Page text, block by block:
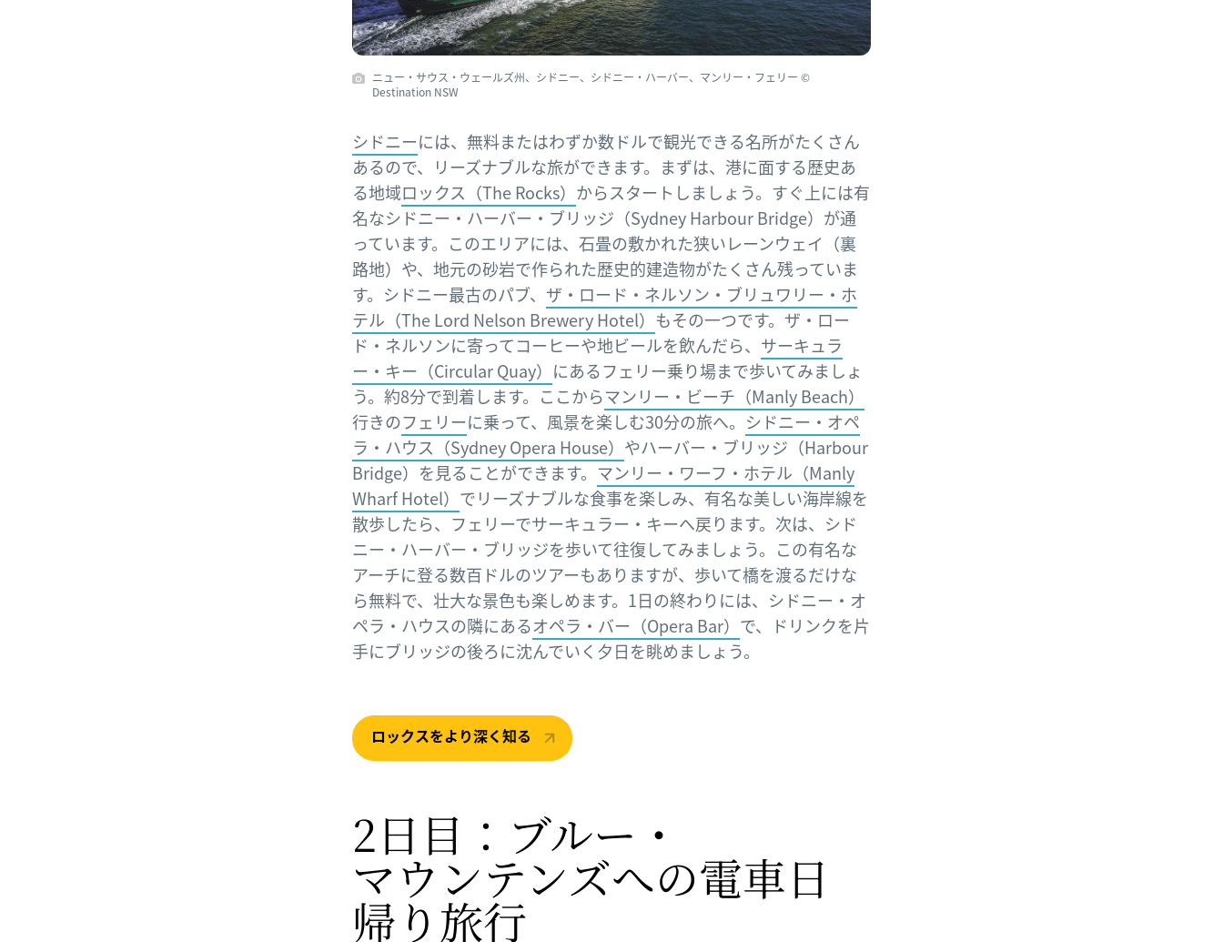
ニュー・サウス・ウェールズ州、シドニー、シドニー・ハーバー、マンリー・フェリー ©
Destination NSW
シドニーには、無料またはわずか数ドルで観光できる名所がたくさん
あるので、リーズナブルな旅ができます。まずは、港に面する歴史あ
る地域ロックス（The Rocks） からスタートしましょう。すぐ上には有
名なシドニー・ハーバー・ブリッジ（Sydney Harbour Bridge）が通
っています。このエリアには、石畳の敷かれた狭いレーンウェイ（裏
路地）や、地元の砂岩で作られた歴史的建造物がたくさん残っていま
す。シドニー最古のパブ、 ザ・ロード・ネルソン・ブリュワリー・ホ
テル（The Lord Nelson Brewery Hotel） もその一つです。ザ・ロー
ド・ネルソンに寄ってコーヒーや地ビールを飲んだら、 サーキュラ
ー・キー（Circular Quay） にあるフェリー乗り場まで歩いてみましょ
う。約8分で到着します。ここからマンリー・ビーチ（Manly Beach）
行きのフェリーに乗って、風景を楽しむ30分の旅へ。 シドニー・オペ
ラ・ハウス（Sydney Opera House） やハーバー・ブリッジ（Harbour
Bridge）を見ることができます。 マンリー・ワーフ・ホテル（Manly
Wharf Hotel） でリーズナブルな食事を楽しみ、有名な美しい海岸線を
散歩したら、フェリーでサーキュラー・キーへ戻ります。次は、シド
ニー・ハーバー・ブリッジを歩いて往復してみましょう。この有名な
アーチに登る数百ドルのツアーもありますが、歩いて橋を渡るだけな
ら無料で、壮大な景色も楽しめます。1日の終わりには、シドニー・オ
ペラ・ハウスの隣にあるオペラ・バー（Opera Bar） で、ドリンクを片
手にブリッジの後ろに沈んでいく夕日を眺めましょう。
ロックスをより深く知る
2日目：ブルー・
マウンテンズへの​電車日
帰り旅行